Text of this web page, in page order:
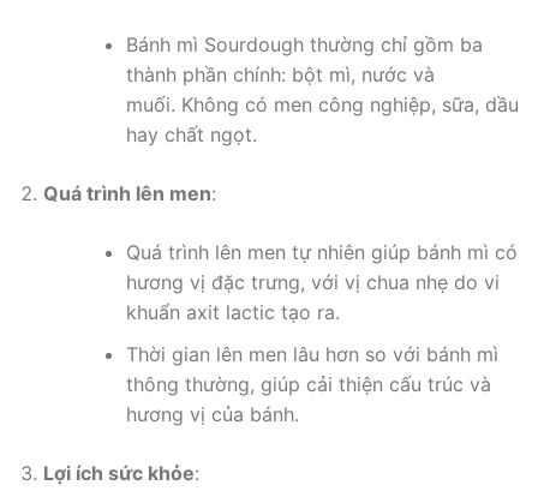
Bánh mì Sourdough thường chỉ gồm ba
thành phần chính: bột mì, nước và
muối. Không có men công nghiệp, sữa, dầu
hay chất ngọt.
Quá trình lên men:
Quá trình lên men tự nhiên giúp bánh mì có
hương vị đặc trưng, với vị chua nhẹ do vi
khuẩn axit lactic tạo ra.
Thời gian lên men lâu hơn so với bánh mì
thông thường, giúp cải thiện cấu trúc và
hương vị của bánh.
Lợi ích sức khỏe: